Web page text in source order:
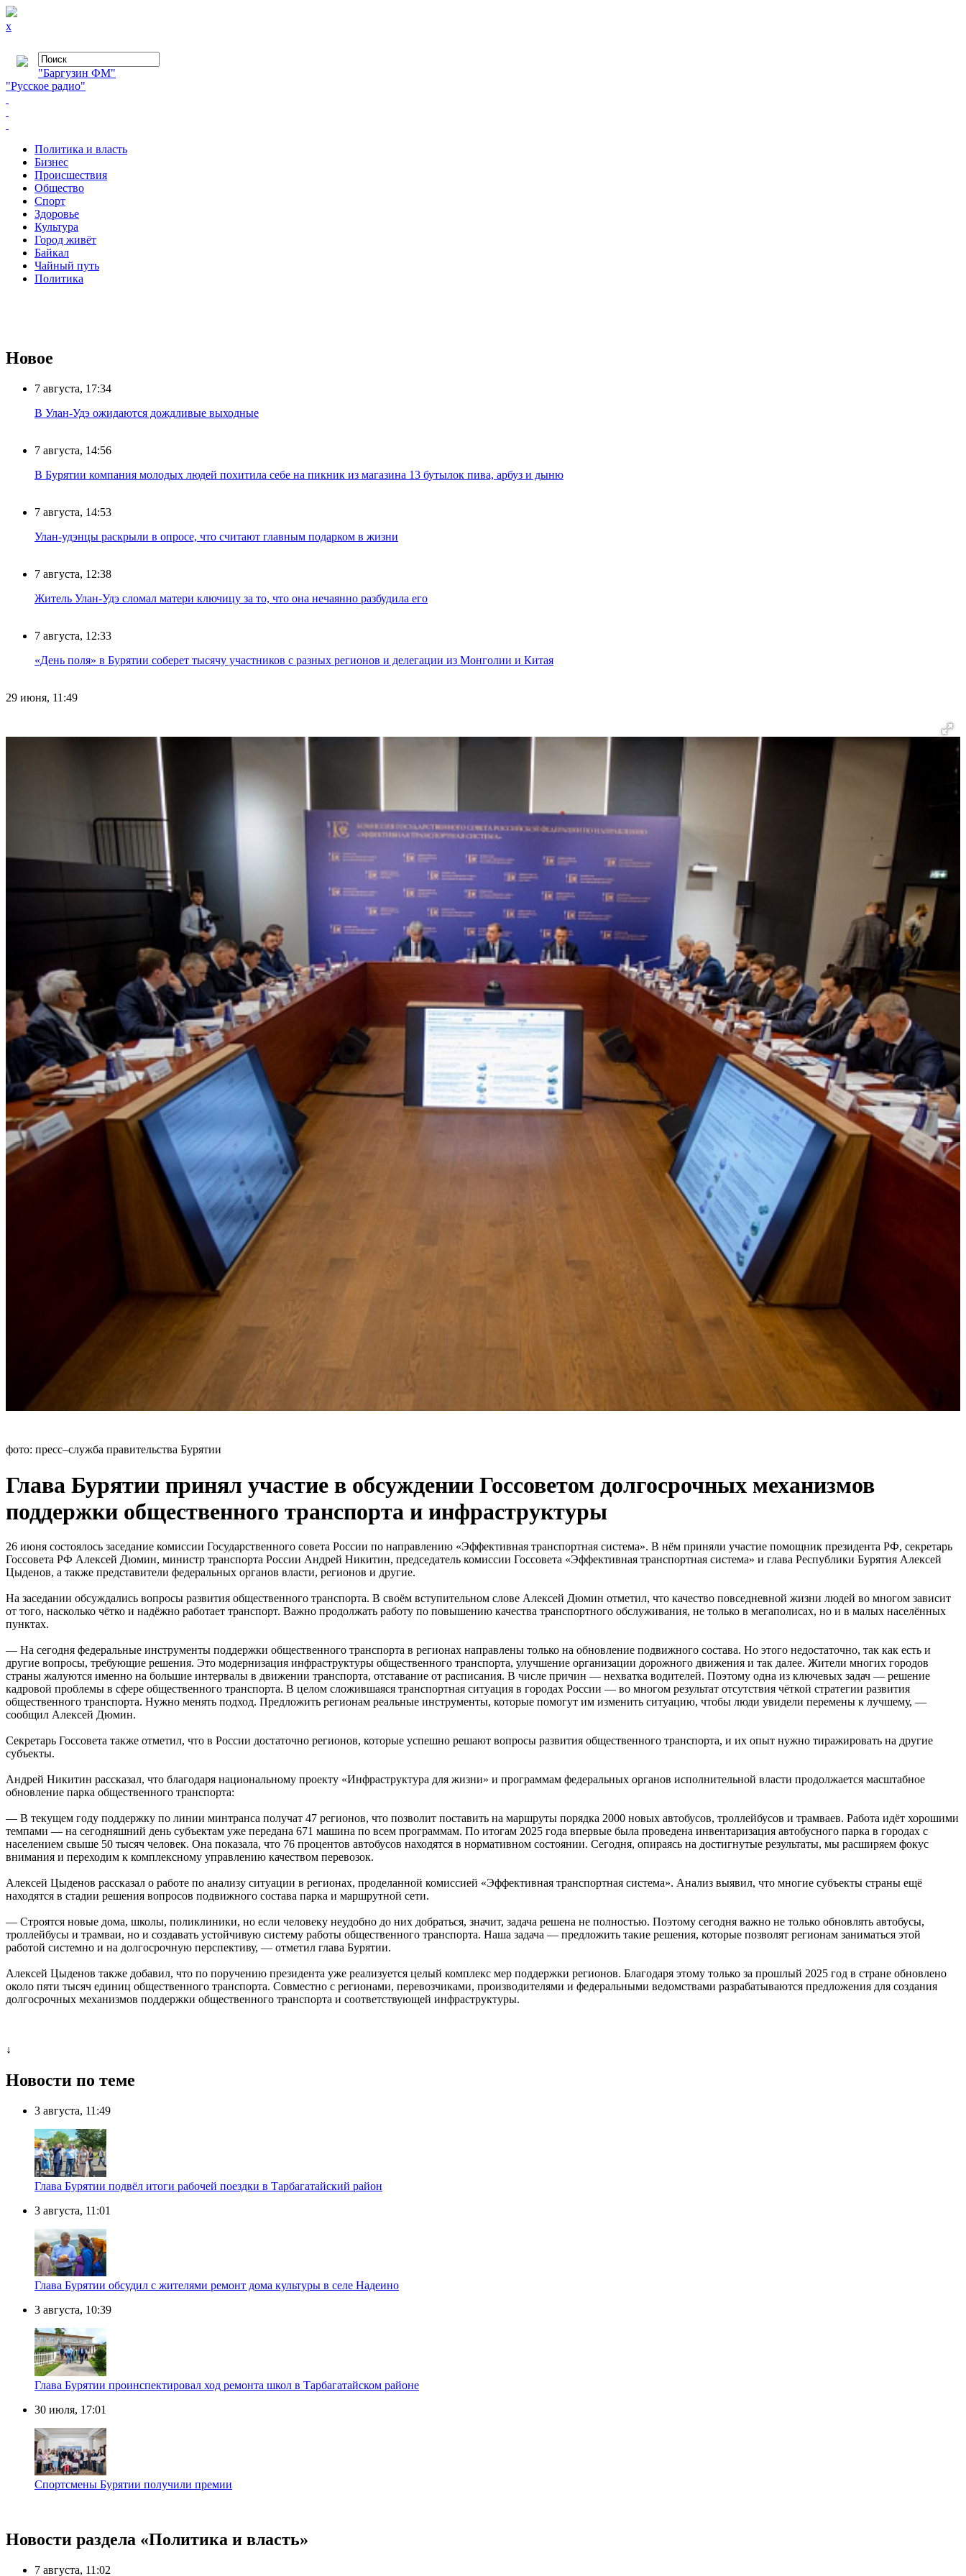
x
"Баргузин ФМ"
"Русское радио"
Политика и власть
Бизнес
Происшествия
Общество
Cпорт
Здоровье
Культура
Город живёт
Байкал
Чайный путь
Политика
Новое
7 августа, 17:34
В Улан-Удэ ожидаются дождливые выходные
7 августа, 14:56
В Бурятии компания молодых людей похитила себе на пикник из магазина 13 бутылок пива, арбуз и дыню
7 августа, 14:53
Улан-удэнцы раскрыли в опросе, что считают главным подарком в жизни
7 августа, 12:38
Житель Улан-Удэ сломал матери ключицу за то, что она нечаянно разбудила его
7 августа, 12:33
«День поля» в Бурятии соберет тысячу участников с разных регионов и делегации из Монголии и Китая
29 июня, 11:49
фото: пресс–служба правительства Бурятии
Глава Бурятии принял участие в обсуждении Госсоветом долгосрочных механизмов
поддержки общественного транспорта и инфраструктуры
26 июня состоялось заседание комиссии Государственного совета России по направлению «Эффективная транспортная система». В нём приняли участие помощник президента РФ, секретарь
Госсовета РФ Алексей Дюмин, министр транспорта России Андрей Никитин, председатель комиссии Госсовета «Эффективная транспортная система» и глава Республики Бурятия Алексей
Цыденов, а также представители федеральных органов власти, регионов и другие.
На заседании обсуждались вопросы развития общественного транспорта. В своём вступительном слове Алексей Дюмин отметил, что качество повседневной жизни людей во многом зависит
от того, насколько чётко и надёжно работает транспорт. Важно продолжать работу по повышению качества транспортного обслуживания, не только в мегаполисах, но и в малых населённых
пунктах.
— На сегодня федеральные инструменты поддержки общественного транспорта в регионах направлены только на обновление подвижного состава. Но этого недостаточно, так как есть и
другие вопросы, требующие решения. Это модернизация инфраструктуры общественного транспорта, улучшение организации дорожного движения и так далее. Жители многих городов
страны жалуются именно на большие интервалы в движении транспорта, отставание от расписания. В числе причин — нехватка водителей. Поэтому одна из ключевых задач — решение
кадровой проблемы в сфере общественного транспорта. В целом сложившаяся транспортная ситуация в городах России — во многом результат отсутствия чёткой стратегии развития
общественного транспорта. Нужно менять подход. Предложить регионам реальные инструменты, которые помогут им изменить ситуацию, чтобы люди увидели перемены к лучшему, —
сообщил Алексей Дюмин.
Секретарь Госсовета также отметил, что в России достаточно регионов, которые успешно решают вопросы развития общественного транспорта, и их опыт нужно тиражировать на другие
субъекты.
Андрей Никитин рассказал, что благодаря национальному проекту «Инфраструктура для жизни» и программам федеральных органов исполнительной власти продолжается масштабное
обновление парка общественного транспорта:
— В текущем году поддержку по линии минтранса получат 47 регионов, что позволит поставить на маршруты порядка 2000 новых автобусов, троллейбусов и трамваев. Работа идёт хорошими
темпами — на сегодняшний день субъектам уже передана 671 машина по всем программам. По итогам 2025 года впервые была проведена инвентаризация автобусного парка в городах с
населением свыше 50 тысяч человек. Она показала, что 76 процентов автобусов находятся в нормативном состоянии. Сегодня, опираясь на достигнутые результаты, мы расширяем фокус
внимания и переходим к комплексному управлению качеством перевозок.
Алексей Цыденов рассказал о работе по анализу ситуации в регионах, проделанной комиссией «Эффективная транспортная система». Анализ выявил, что многие субъекты страны ещё
находятся в стадии решения вопросов подвижного состава парка и маршрутной сети.
— Строятся новые дома, школы, поликлиники, но если человеку неудобно до них добраться, значит, задача решена не полностью. Поэтому сегодня важно не только обновлять автобусы,
троллейбусы и трамваи, но и создавать устойчивую систему работы общественного транспорта. Наша задача — предложить такие решения, которые позволят регионам заниматься этой
работой системно и на долгосрочную перспективу, — отметил глава Бурятии.
Алексей Цыденов также добавил, что по поручению президента уже реализуется целый комплекс мер поддержки регионов. Благодаря этому только за прошлый 2025 год в стране обновлено
около пяти тысяч единиц общественного транспорта. Совместно с регионами, перевозчиками, производителями и федеральными ведомствами разрабатываются предложения для создания
долгосрочных механизмов поддержки общественного транспорта и соответствующей инфраструктуры.
↓
Новости по теме
3 августа, 11:49
Глава Бурятии подвёл итоги рабочей поездки в Тарбагатайский район
3 августа, 11:01
Глава Бурятии обсудил с жителями ремонт дома культуры в селе Надеино
3 августа, 10:39
Глава Бурятии проинспектировал ход ремонта школ в Тарбагатайском районе
30 июля, 17:01
Спортсмены Бурятии получили премии
Новости раздела «Политика и власть»
7 августа, 11:02